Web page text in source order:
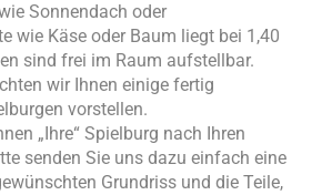
Sonnendach oder
wie Käse oder Baum liegt bei 1,40
sind frei im Raum aufstellbar.
wir Ihnen einige fertig
vorstellen.
„Ihre“ Spielburg nach Ihren
senden Sie uns dazu einfach eine
Grundriss und die Teile,